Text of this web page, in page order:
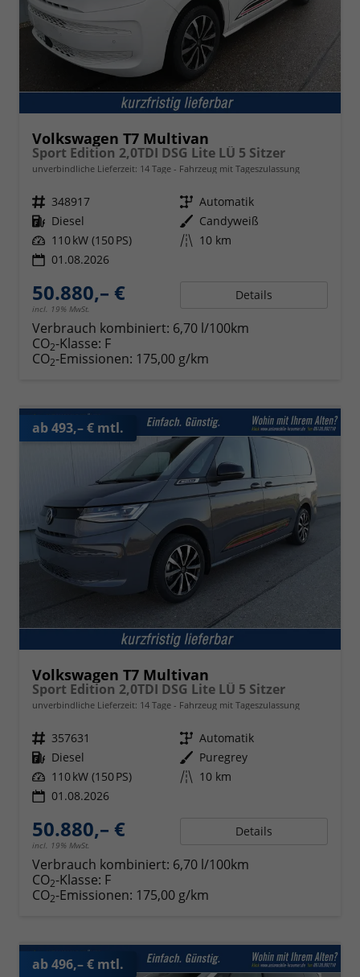
Volkswagen T7 Multivan
Sport Edition 2,0TDI DSG Lite LÜ 5 Sitzer
unverbindliche Lieferzeit: 14 Tage Fahrzeug mit Tageszulassung
Fahrzeugnr. 348917 Getriebe Automatik
Kraftstoff Diesel Außenfarbe Candyweiß
Leistung 110 kW (150 PS) Kilometerstand 10 km
01.08.2026
50.880,– €
incl. 19% MwSt.
Details
Verbrauch kombiniert: 6,70 l/100km
CO2-Klasse: F
CO2-Emissionen: 175,00 g/km
ab 493,– € mtl.
Volkswagen T7 Multivan
Sport Edition 2,0TDI DSG Lite LÜ 5 Sitzer
unverbindliche Lieferzeit: 14 Tage Fahrzeug mit Tageszulassung
Fahrzeugnr. 357631 Getriebe Automatik
Kraftstoff Diesel Außenfarbe Puregrey
Leistung 110 kW (150 PS) Kilometerstand 10 km
01.08.2026
50.880,– €
incl. 19% MwSt.
Details
Verbrauch kombiniert: 6,70 l/100km
CO2-Klasse: F
CO2-Emissionen: 175,00 g/km
ab 496,– € mtl.